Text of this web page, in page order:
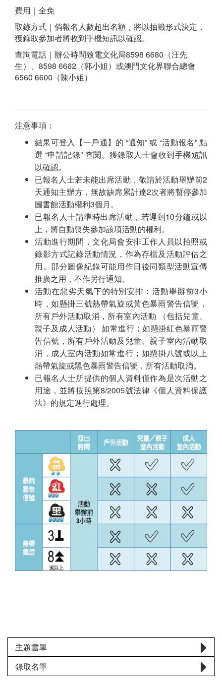
費用｜全免
取錄方式｜倘報名人數超出名額，將以抽籤形式決定，
獲錄取參加者將收到手機短訊以確認。
查詢電話｜辦公時間致電文化局8598 6680（汪先
生）、8598 6662（郭小姐）或澳門文化界聯合總會
6560 6600（陳小姐）
注意事項：
結果可登入【一戶通】的 “通知” 或 “活動報名” 點
選 “申請記錄” 查閱。獲錄取人士會收到手機短訊
以確認。
已報名人士若未能出席活動，敬請於活動舉辦前2
天通知主辦方，無故缺席累計達2次者將暫停參加
圖書館活動權利3個月。
已報名人士請準時出席活動，若遲到10分鐘或以
上，將自動喪失參加該項活動的權利。
活動進行期間，文化局會安排工作人員以拍照或
錄影方式記錄活動情況，作為存檔及活動評估之
用。部分圖像紀錄可能用作日後同類型活動宣傳
推廣之用，不作另行通知。
活動在惡劣天氣下的特別安排：活動舉辦前3小
時，如懸掛三號熱帶氣旋或黃色暴雨警告信號，
所有戶外活動取消，所有室內活動 （包括兒童、
親子及成人活動） 如常進行；如懸掛紅色暴雨警
告信號，所有戶外活動及兒童、親子室內活動取
消，成人室內活動如常進行；如懸掛八號或以上
熱帶氣旋或黑色暴雨警告信號，所有活動取消。
已報名人士所提供的個人資料僅作為是次活動之
用途，並將按照第8/2005號法律《個人資料保護
法》的規定進行處理。
主題書單
錄取名單